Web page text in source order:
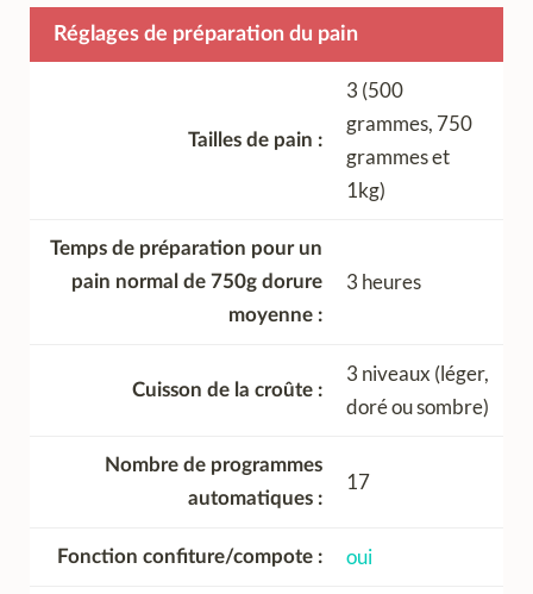
Réglages de préparation du pain
Tailles de pain
3 (500
grammes, 750
grammes et
1kg)
Temps de préparation pour un
pain normal de 750g dorure
moyenne
3 heures
Cuisson de la croûte
3 niveaux (léger,
doré ou sombre)
Nombre de programmes
automatiques
17
Fonction confiture/compote oui